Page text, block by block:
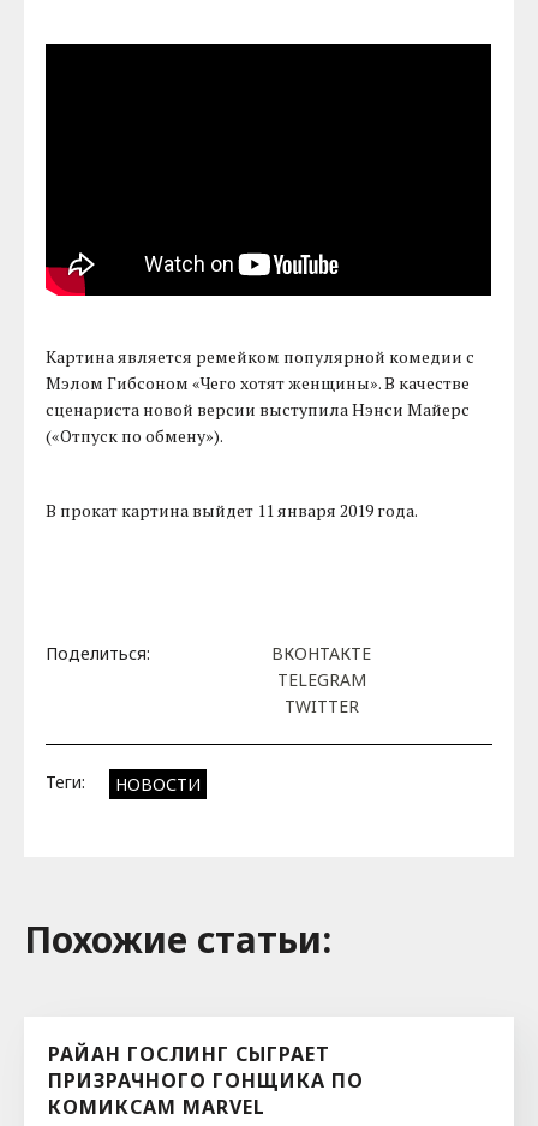
Картина является ремейком популярной комедии с
Мэлом Гибсоном «Чего хотят женщины». В качестве
сценариста новой версии выступила Нэнси Майерс
(«Отпуск по обмену»).
В прокат картина выйдет 11 января 2019 года.
Поделиться:
ВКОНТАКТЕ
TELEGRAM
TWITTER
Теги: НОВОСТИ
Похожие cтатьи:
РАЙАН ГОСЛИНГ СЫГРАЕТ
ПРИЗРАЧНОГО ГОНЩИКА ПО
КОМИКСАМ MARVEL